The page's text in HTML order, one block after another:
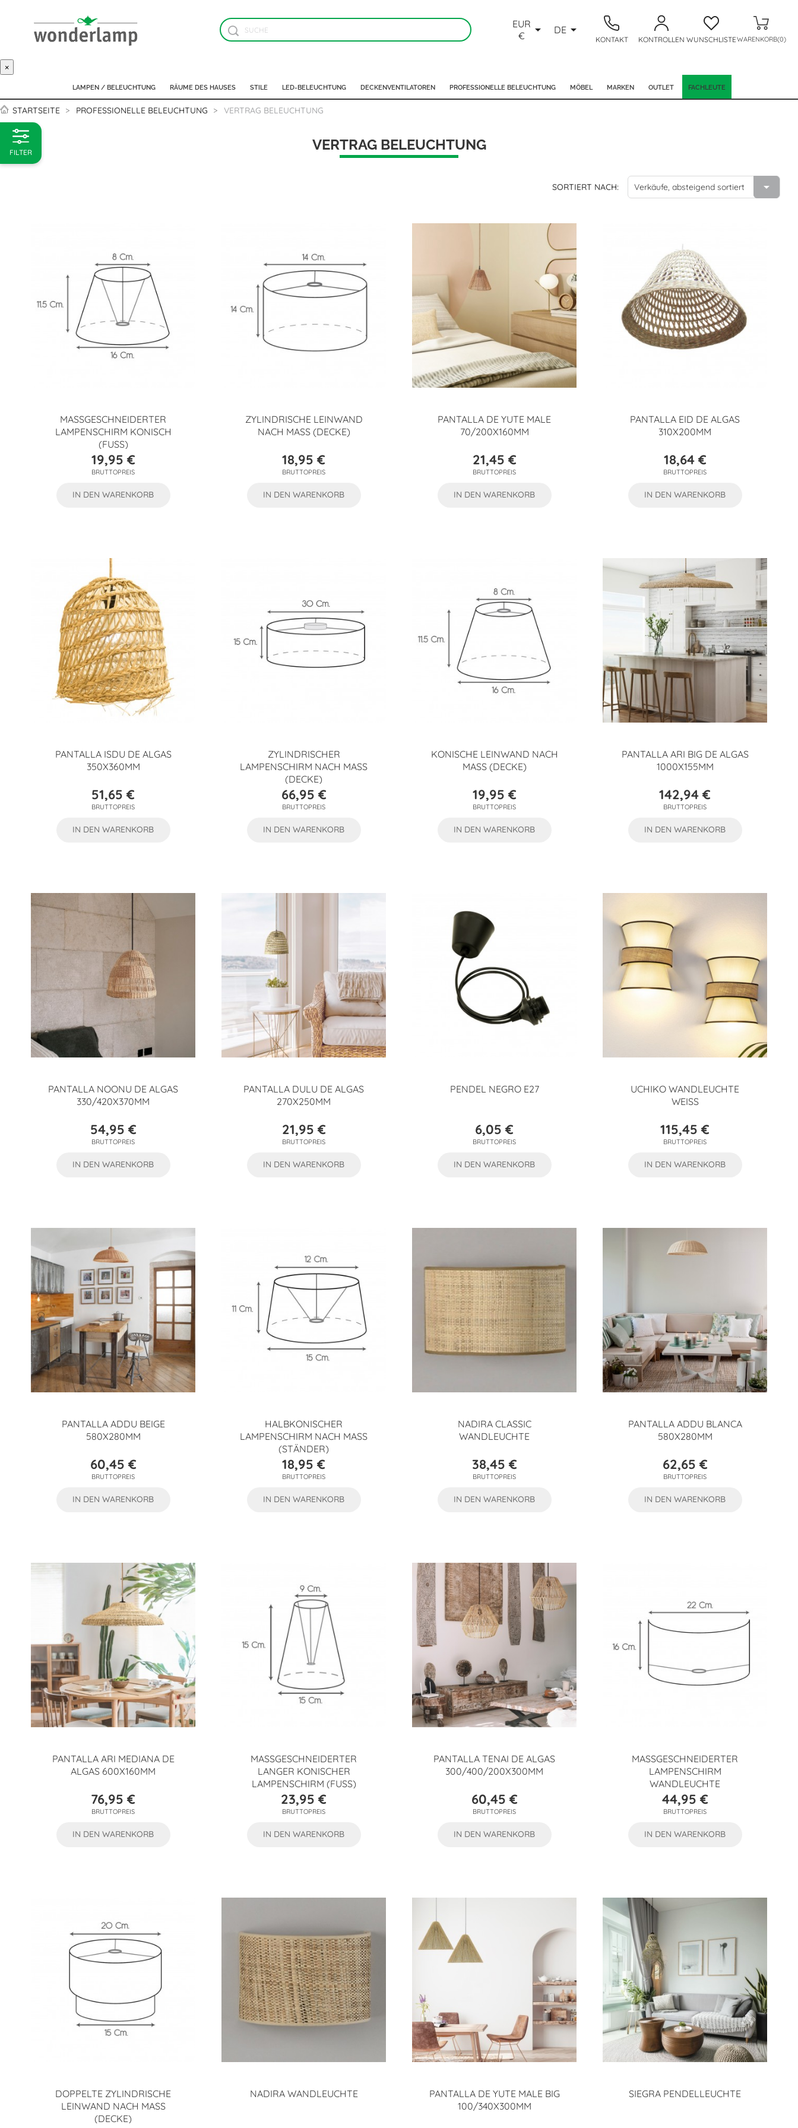
EUR
€
 DE 
KONTAKT KONTROLLEN WUNSCHLISTEWARENKORB(0)
×
LAMPEN / BELEUCHTUNG RÄUME DES HAUSES STILE LED-BELEUCHTUNG DECKENVENTILATOREN PROFESSIONELLE BELEUCHTUNG MÖBEL MARKEN OUTLET FACHLEUTE
STARTSEITE PROFESSIONELLE BELEUCHTUNG VERTRAG BELEUCHTUNG
FILTER VERTRAG BELEUCHTUNG
SORTIERT NACH: Verkäufe, absteigend sortiert 
MASSGESCHNEIDERTER L
AMPENSCHIRM KONISCH (
FUSS)
Preis
19,95 €
BRUTTOPREIS
IN DEN WARENKORB
ZYLINDRISCHE LEINWAND
NACH MASS (DECKE)
Preis
18,95 €
BRUTTOPREIS
IN DEN WARENKORB
PANTALLA DE YUTE MALE
70/200X160MM
Preis
21,45 €
BRUTTOPREIS
IN DEN WARENKORB
PANTALLA EID DE ALGAS
310X200MM
Preis
18,64 €
BRUTTOPREIS
IN DEN WARENKORB
PANTALLA ISDU DE ALGAS
350X360MM
Preis
51,65 €
BRUTTOPREIS
IN DEN WARENKORB
ZYLINDRISCHER
LAMPENSCHIRM NACH MASS
(DECKE)
Preis
66,95 €
BRUTTOPREIS
IN DEN WARENKORB
KONISCHE LEINWAND NACH
MASS (DECKE)
Preis
19,95 €
BRUTTOPREIS
IN DEN WARENKORB
PANTALLA ARI BIG DE ALGAS
1000X155MM
Preis
142,94 €
BRUTTOPREIS
IN DEN WARENKORB
PANTALLA NOONU DE ALGAS
330/420X370MM
Preis
54,95 €
BRUTTOPREIS
IN DEN WARENKORB
PANTALLA DULU DE ALGAS
270X250MM
Preis
21,95 €
BRUTTOPREIS
IN DEN WARENKORB
PENDEL NEGRO E27
Preis
6,05 €
BRUTTOPREIS
IN DEN WARENKORB
UCHIKO WANDLEUCHTE
WEISS
Preis
115,45 €
BRUTTOPREIS
IN DEN WARENKORB
PANTALLA ADDU BEIGE
580X280MM
Preis
60,45 €
BRUTTOPREIS
IN DEN WARENKORB
HALBKONISCHER
LAMPENSCHIRM NACH MASS
(STÄNDER)
Preis
18,95 €
BRUTTOPREIS
IN DEN WARENKORB
NADIRA CLASSIC
WANDLEUCHTE
Preis
38,45 €
BRUTTOPREIS
IN DEN WARENKORB
PANTALLA ADDU BLANCA
580X280MM
Preis
62,65 €
BRUTTOPREIS
IN DEN WARENKORB
PANTALLA ARI MEDIANA DE
ALGAS 600X160MM
Preis
76,95 €
BRUTTOPREIS
IN DEN WARENKORB
MASSGESCHNEIDERTER L
ANGER KONISCHER L
AMPENSCHIRM (FUSS)
Preis
23,95 €
BRUTTOPREIS
IN DEN WARENKORB
PANTALLA TENAI DE ALGAS
300/400/200X300MM
Preis
60,45 €
BRUTTOPREIS
IN DEN WARENKORB
MASSGESCHNEIDERTER L
AMPENSCHIRM
WANDLEUCHTE
Preis
44,95 €
BRUTTOPREIS
IN DEN WARENKORB
DOPPELTE ZYLINDRISCHE
LEINWAND NACH MASS
(DECKE)
NADIRA WANDLEUCHTE
PANTALLA DE YUTE MALE BIG
100/340X300MM
SIEGRA PENDELLEUCHTE